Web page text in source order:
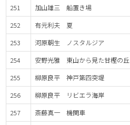
251
加山雄三 船置き場
252
有元利夫 夏
253
河原朝生 ノスタルジア
254
安野光雅 東山から見た甘樫の丘
255
柳原良平 神戸第四突堤
256
柳原良平 リビエラ海岸
257
斎藤真一 機関車